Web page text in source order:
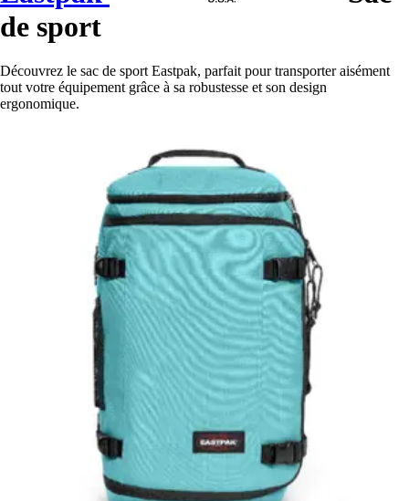
de sport
Découvrez le sac de sport Eastpak, parfait pour transporter aisément
tout votre équipement grâce à sa robustesse et son design
ergonomique.